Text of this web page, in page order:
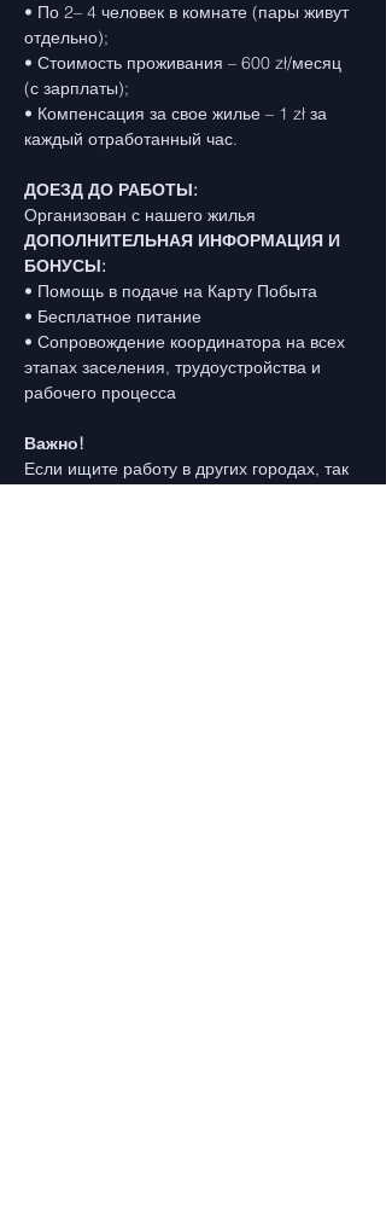
• По 2– 4 человек в комнате (пары живут
отдельно);
• Стоимость проживания – 600 zł/месяц
(с зарплаты);
• Компенсация за свое жилье – 1 zł за
каждый отработанный час.
ДОЕЗД ДО РАБОТЫ:
Организован с нашего жилья
ДОПОЛНИТЕЛЬНАЯ ИНФОРМАЦИЯ И
БОНУСЫ:
• Помощь в подаче на Карту Побыта
• Бесплатное питание
• Сопровождение координатора на всех
этапах заселения, трудоустройства и
рабочего процесса
Важно!
Если ищите работу в других городах, так